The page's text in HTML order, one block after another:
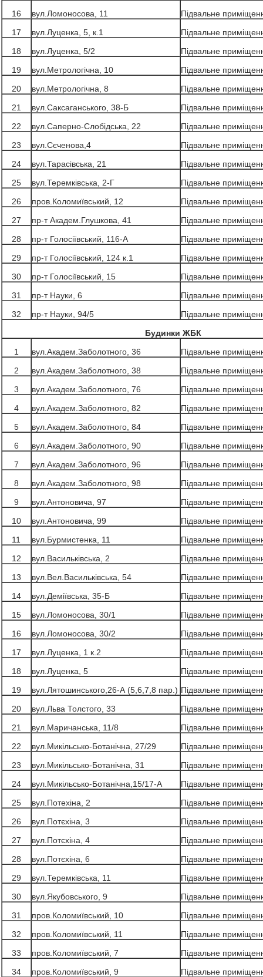
16
вул.Ломоносова, 11
Підвальне
17
вул.Луценка, 5, к.1
Підвальне
18
вул.Луценка, 5/2
Підвальне
19
вул.Метрологічна, 10
Підвальне
20
вул.Метрологічна, 8
Підвальне
21
вул.Саксаганського, 38-Б
Підвальне
22
вул.Саперно-Слобідська, 22
Підвальне
23
вул.Сєченова,4
Підвальне
24
вул.Тарасівська, 21
Підвальне
25
вул.Теремківська, 2-Г
Підвальне
26
пров.Коломиївський, 12
Підвальне
27
пр-т Академ.Глушкова, 41
Підвальне
28
пр-т Голосіївський, 116-А
Підвальне
29
пр-т Голосіївський, 124 к.1
Підвальне
30
пр-т Голосіївський, 15
Підвальне
31
пр-т Науки, 6
Підвальне
32
пр-т Науки, 94/5
Підвальне
Будинки ЖБК
1
вул.Академ.Заболотного, 36
Підвальне
2
вул.Академ.Заболотного, 38
Підвальне
3
вул.Академ.Заболотного, 76
Підвальне
4
вул.Академ.Заболотного, 82
Підвальне
5
вул.Академ.Заболотного, 84
Підвальне
6
вул.Академ.Заболотного, 90
Підвальне
7
вул.Академ.Заболотного, 96
Підвальне
8
вул.Академ.Заболотного, 98
Підвальне
9
вул.Антоновича, 97
Підвальне
10
вул.Антоновича, 99
Підвальне
11
вул.Бурмистенка, 11
Підвальне
12
вул.Васильківська, 2
Підвальне
13
вул.Вел.Васильківська, 54
Підвальне
14
вул.Деміївська, 35-Б
Підвальне
15
вул.Ломоносова, 30/1
Підвальне
16
вул.Ломоносова, 30/2
Підвальне
17
вул.Луценка, 1 к.2
Підвальне
18
вул.Луценка, 5
Підвальне
19
вул.Лятошинського,26-А (5,6,7,8 пар.) Підвальне
20
вул.Льва Толстого, 33
Підвальне
21
вул.Маричанська, 11/8
Підвальне
22
вул.Микільсько-Ботанічна, 27/29
Підвальне
23
вул.Микільсько-Ботанічна, 31
Підвальне
24
вул.Микільсько-Ботанічна,15/17-А
Підвальне
25
вул.Потехіна, 2
Підвальне
26
вул.Потєхіна, 3
Підвальне
27
вул.Потєхіна, 4
Підвальне
28
вул.Потєхіна, 6
Підвальне
29
вул.Теремківська, 11
Підвальне
30
вул.Якубовського, 9
Підвальне
31
пров.Коломиївський, 10
Підвальне
32
пров.Коломиївський, 11
Підвальне
33
пров.Коломиївський, 7
Підвальне
34
пров.Коломиївський, 9 Підвальне